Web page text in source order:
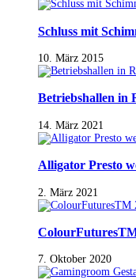
Schluss mit
10. März 2015
Betriebshallen in
14. März 2021
Alligator Presto
2. März 2021
7. Oktober 2020